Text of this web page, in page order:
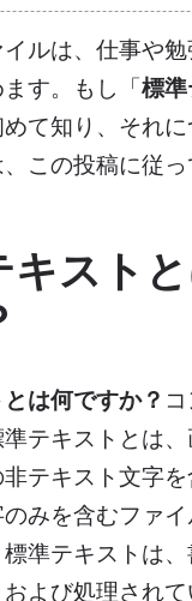
ルは、仕事や
す。もし「標準
て知り、それ
この投稿に従っ
キスト
は何ですか？
テキストとは
テキスト文字
みを含むファイ
準テキストは
よび処理され